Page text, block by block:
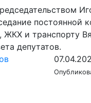
постоянной
ЖКХ и транспорту
депутатов.